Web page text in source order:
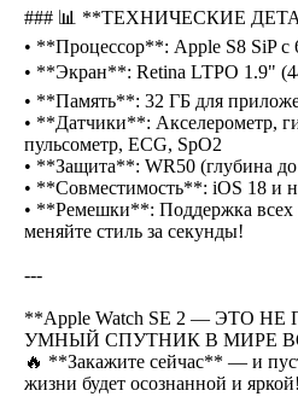
### 📊 **ТЕХНИЧЕСКИЕ
• **Процессор**: Apple S8 SiP
• **Экран**: Retina LTPO 1.9"
• **Память**: 32 ГБ для
• **Датчики**: Акселерометр,
пульсометр, ECG, SpO2
• **Защита**: WR50 (глубина
• **Совместимость**: iOS 18 и
• **Ремешки**: Поддержка
меняйте стиль за секунды!
---
**Apple Watch SE 2 — ЭТО
УМНЫЙ СПУТНИК В МИРЕ
🔥 **Закажите сейчас** — и
жизни будет осознанной и яркой!